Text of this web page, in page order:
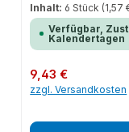
Inhalt: 6 Stück (1,57
Verfügbar,
Kalendertagen
Regulärer Preis:
9,43 €
zzgl. Versandkosten